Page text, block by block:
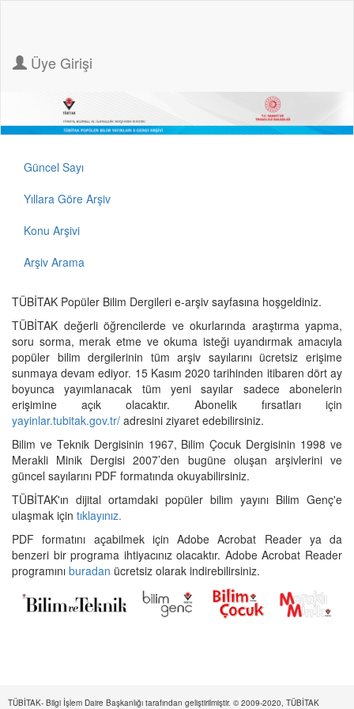
Üye Girişi
Güncel Sayı
Yıllara Göre Arşiv
Konu Arşivi
Arşiv Arama
TÜBİTAK Popüler Bilim Dergileri e-arşiv sayfasına hoşgeldiniz.
TÜBİTAK değerli öğrencilerde ve okurlarında araştırma yapma,
soru sorma, merak etme ve okuma isteği uyandırmak amacıyla
popüler bilim dergilerinin tüm arşiv sayılarını ücretsiz erişime
sunmaya devam ediyor. 15 Kasım 2020 tarihinden itibaren dört ay
boyunca yayımlanacak tüm yeni sayılar sadece abonelerin
erişimine açık olacaktır. Abonelik fırsatları için
yayinlar.tubitak.gov.tr/ adresini ziyaret edebilirsiniz.
Bilim ve Teknik Dergisinin 1967, Bilim Çocuk Dergisinin 1998 ve
Merakli Minik Dergisi 2007’den bugüne oluşan arşivlerini ve
güncel sayılarını PDF formatında okuyabilirsiniz.
TÜBİTAK'ın dijital ortamdaki popüler bilim yayını Bilim Genç'e
ulaşmak için tıklayınız.
PDF formatını açabilmek için Adobe Acrobat Reader ya da
benzeri bir programa ihtiyacınız olacaktır. Adobe Acrobat Reader
programını buradan ücretsiz olarak indirebilirsiniz.
TÜBİTAK- Bilgi İşlem Daire Başkanlığı tarafından geliştirilmiştir. © 2009-2020, TÜBİTAK